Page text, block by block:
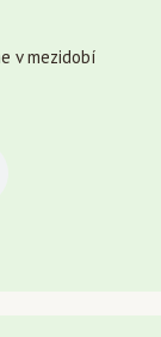
v mezidobí